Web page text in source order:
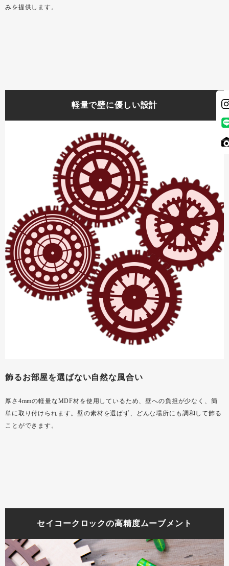
みを提供します。
軽量で壁に優しい設計
飾るお部屋を選ばない自然な風合い
厚さ4mmの軽量なMDF材を使用しているため、壁への負担が少なく、簡
単に取り付けられます。壁の素材を選ばず、どんな場所にも調和して飾る
ことができます。
セイコークロックの高精度ムーブメント